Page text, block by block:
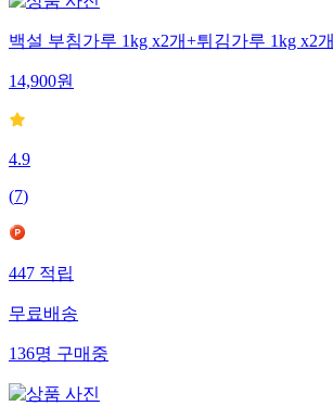
백설 부침가루 1kg x2개+튀김가루 1kg x2개
14,900원
4.9
(7)
447 적립
무료배송
136명 구매중